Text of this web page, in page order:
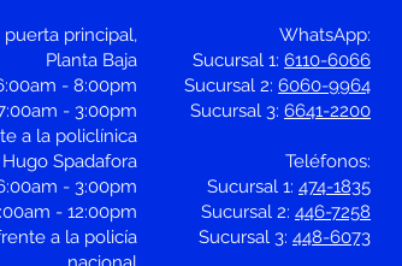
puerta principal,
Planta Baja
- 8:00pm
- 3:00pm
a la policlínica
Hugo Spadafora
- 3:00pm
- 12:00pm
a la policía
WhatsApp:
Sucursal 1: 6110-6066
Sucursal 2: 6060-9964
Sucursal 3: 6641-2200
Teléfonos:
Sucursal 1: 474-1835
Sucursal 2: 446-7258
Sucursal 3: 448-6073